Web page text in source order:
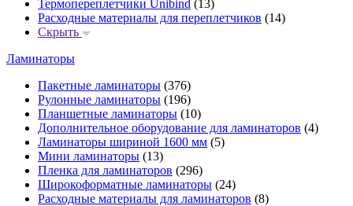
Термопереплетчики Unibind (13)
Расходные материалы для переплетчиков (14)
Скрыть
Ламинаторы
Пакетные ламинаторы (376)
Рулонные ламинаторы (196)
Планшетные ламинаторы (10)
Дополнительное оборудование для ламинаторов (4)
Ламинаторы шириной 1600 мм (5)
Мини ламинаторы (13)
Пленка для ламинаторов (296)
Широкоформатные ламинаторы (24)
Расходные материалы для ламинаторов (8)